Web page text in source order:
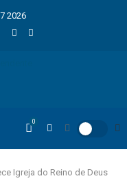
2026
0
Igreja do Reino de Deus